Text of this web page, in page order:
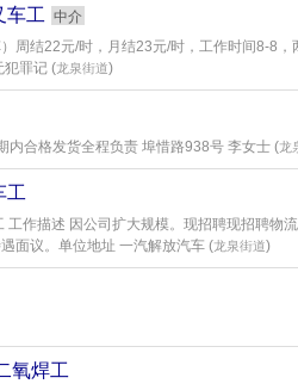
车工 中介
周结22元/时，月结23元/时，工作时间8-8
犯罪记 (龙泉街道)
内合格发货全程负责 埠惜路938号 李女士 (龙
工
工作描述 因公司扩大规模。现招聘现招聘物
面议。单位地址 一汽解放汽车 (龙泉街道)
氧焊工